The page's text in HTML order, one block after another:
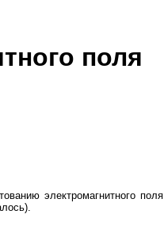
поля
электромагнитного поля